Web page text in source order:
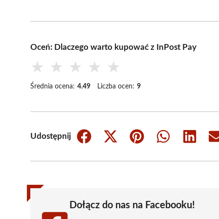
Oceń: Dlaczego warto kupować z InPost Pay
★ ★ ★ ★ ★
Średnia ocena: 4.49 Liczba ocen: 9
Udostępnij
Share
Share
(Twitter)
Share
Share
Share
Dołącz do nas na Facebooku!